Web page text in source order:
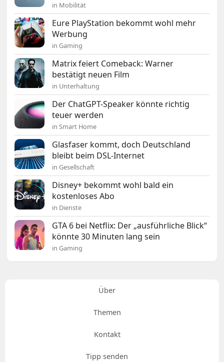
in Mobilität
Eure PlayStation bekommt wohl mehr
Werbung
in Gaming
Matrix feiert Comeback: Warner
bestätigt neuen Film
in Unterhaltung
Der ChatGPT-Speaker könnte richtig
teuer werden
in Smart Home
Glasfaser kommt, doch Deutschland
bleibt beim DSL-Internet
in Gesellschaft
Disney+ bekommt wohl bald ein
kostenloses Abo
in Dienste
GTA 6 bei Netflix: Der „ausführliche Blick“
könnte 30 Minuten lang sein
in Gaming
Über
Themen
Kontakt
Tipp senden